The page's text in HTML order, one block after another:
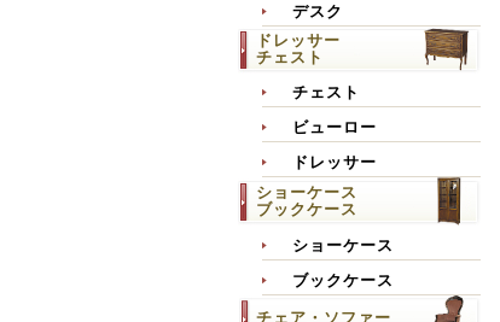
デスク
ドレッサー
チェスト
チェスト
ビューロー
ドレッサー
ショーケース
ブックケース
ショーケース
ブックケース
チェア・ソファー